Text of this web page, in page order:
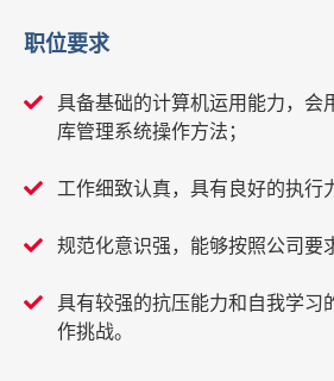
职位要求
具备基础的计算机运用能力，会
库管理系统操作方法；
工作细致认真，具有良好的执行
规范化意识强，能够按照公司要
具有较强的抗压能力和自我学习
作挑战。